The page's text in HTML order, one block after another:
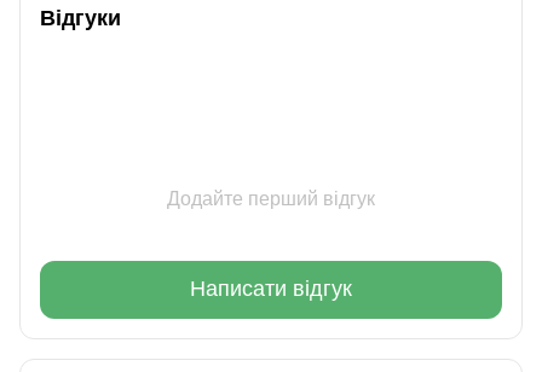
Відгуки
Додайте перший відгук
Написати відгук